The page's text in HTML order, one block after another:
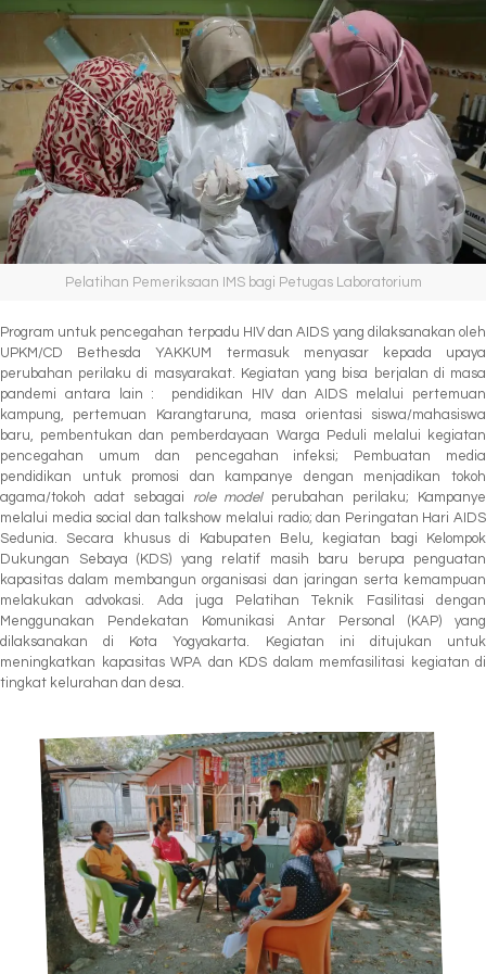
Pelatihan Pemeriksaan IMS bagi Petugas Laboratorium
Program untuk pencegahan terpadu HIV dan AIDS yang dilaksanakan oleh
UPKM/CD Bethesda YAKKUM termasuk menyasar kepada upaya
perubahan perilaku di masyarakat. Kegiatan yang bisa berjalan di masa
pandemi antara lain : pendidikan HIV dan AIDS melalui pertemuan
kampung, pertemuan Karangtaruna, masa orientasi siswa/mahasiswa
baru, pembentukan dan pemberdayaan Warga Peduli melalui kegiatan
pencegahan umum dan pencegahan infeksi; Pembuatan media
pendidikan untuk promosi dan kampanye dengan menjadikan tokoh
agama/tokoh adat sebagai
role modelperubahan perilaku; Kampanye
melalui media social dan talkshow melalui radio; dan Peringatan Hari AIDS
Sedunia. Secara khusus di Kabupaten Belu, kegiatan bagi Kelompok
Dukungan Sebaya (KDS) yang relatif masih baru berupa penguatan
kapasitas dalam membangun organisasi dan jaringan serta kemampuan
melakukan advokasi. Ada juga Pelatihan Teknik Fasilitasi dengan
Menggunakan Pendekatan Komunikasi Antar Personal (KAP) yang
dilaksanakan di Kota Yogyakarta. Kegiatan ini ditujukan untuk
meningkatkan kapasitas WPA dan KDS dalam memfasilitasi kegiatan di
tingkat kelurahan dan desa.